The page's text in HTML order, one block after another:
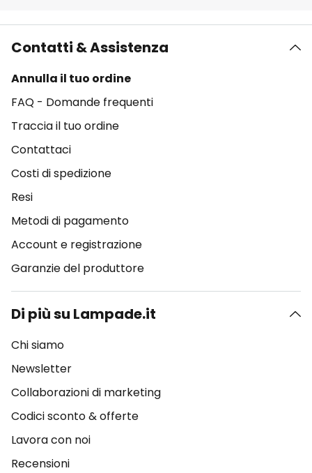
Contatti & Assistenza
Annulla il tuo ordine
FAQ - Domande frequenti
Traccia il tuo ordine
Contattaci
Costi di spedizione
Resi
Metodi di pagamento
Account e registrazione
Garanzie del produttore
Di più su Lampade.it
Chi siamo
Newsletter
Collaborazioni di marketing
Codici sconto & offerte
Lavora con noi
Recensioni